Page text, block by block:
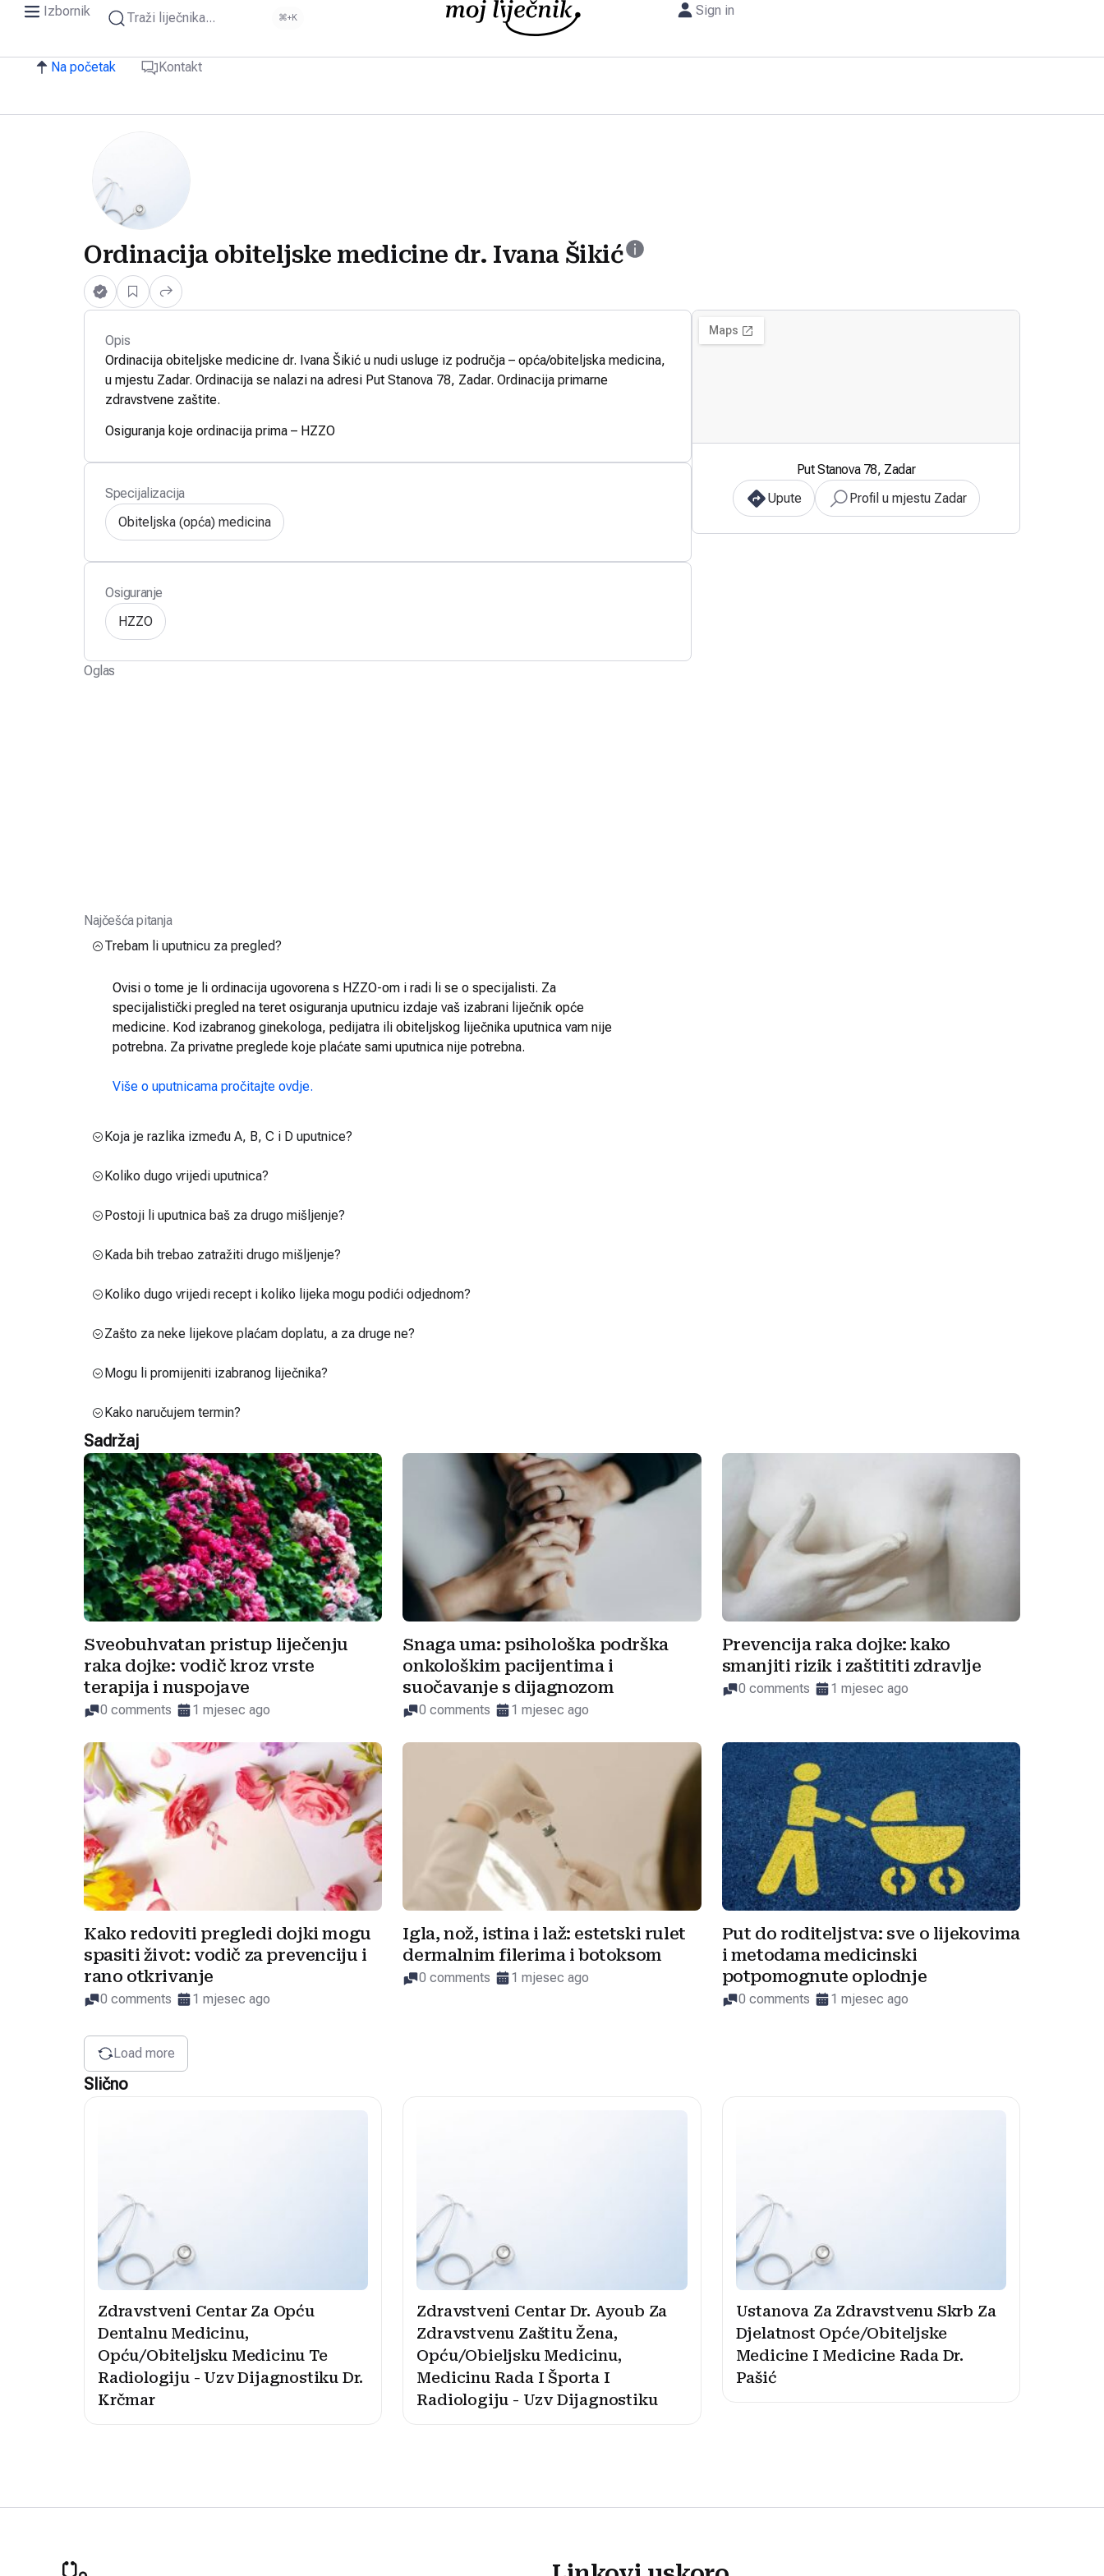
Izbornik Traži liječnika... ⌘+K Sign in
Na početak Kontakt
Ordinacija obiteljske medicine dr. Ivana Šikić
Opis
Ordinacija obiteljske medicine dr. Ivana Šikić u nudi usluge iz područja – opća/obiteljska medicina,
u mjestu Zadar. Ordinacija se nalazi na adresi Put Stanova 78, Zadar. Ordinacija primarne
zdravstvene zaštite.
Osiguranja koje ordinacija prima – HZZO
Specijalizacija
Obiteljska (opća) medicina
Osiguranje
HZZO
Oglas
Put Stanova 78, Zadar
Upute
Profil u mjestu Zadar
Najčešća pitanja
Trebam li uputnicu za pregled?
Ovisi o tome je li ordinacija ugovorena s HZZO-om i radi li se o specijalisti. Za
specijalistički pregled na teret osiguranja uputnicu izdaje vaš izabrani liječnik opće
medicine. Kod izabranog ginekologa, pedijatra ili obiteljskog liječnika uputnica vam nije
potrebna. Za privatne preglede koje plaćate sami uputnica nije potrebna.
Više o uputnicama pročitajte ovdje.
Koja je razlika između A, B, C i D uputnice?
Koliko dugo vrijedi uputnica?
Postoji li uputnica baš za drugo mišljenje?
Kada bih trebao zatražiti drugo mišljenje?
Koliko dugo vrijedi recept i koliko lijeka mogu podići odjednom?
Zašto za neke lijekove plaćam doplatu, a za druge ne?
Mogu li promijeniti izabranog liječnika?
Kako naručujem termin?
Sadržaj
Sveobuhvatan pristup liječenju
raka dojke: vodič kroz vrste
terapija i nuspojave
0 comments 1 mjesec ago
Snaga uma: psihološka podrška
onkološkim pacijentima i
suočavanje s dijagnozom
0 comments 1 mjesec ago
Prevencija raka dojke: kako
smanjiti rizik i zaštititi zdravlje
0 comments 1 mjesec ago
Kako redoviti pregledi dojki mogu
spasiti život: vodič za prevenciju i
rano otkrivanje
0 comments 1 mjesec ago
Igla, nož, istina i laž: estetski rulet
dermalnim filerima i botoksom
0 comments 1 mjesec ago
Put do roditeljstva: sve o lijekovima
i metodama medicinski
potpomognute oplodnje
0 comments 1 mjesec ago
Load more
Slično
Zdravstveni Centar Za Opću
Dentalnu Medicinu,
Opću/Obiteljsku Medicinu Te
Radiologiju - Uzv Dijagnostiku Dr.
Krčmar
Zdravstveni Centar Dr. Ayoub Za
Zdravstvenu Zaštitu Žena,
Opću/Obieljsku Medicinu,
Medicinu Rada I Športa I
Radiologiju - Uzv Dijagnostiku
Ustanova Za Zdravstvenu Skrb Za
Djelatnost Opće/Obiteljske
Medicine I Medicine Rada Dr.
Pašić